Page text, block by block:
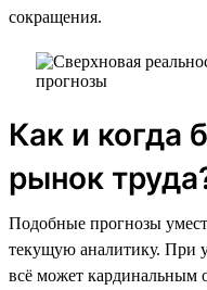
сокращения.
Как и когда
рынок
Подобные прогнозы
текущую аналитику. При
всё может кардинальным